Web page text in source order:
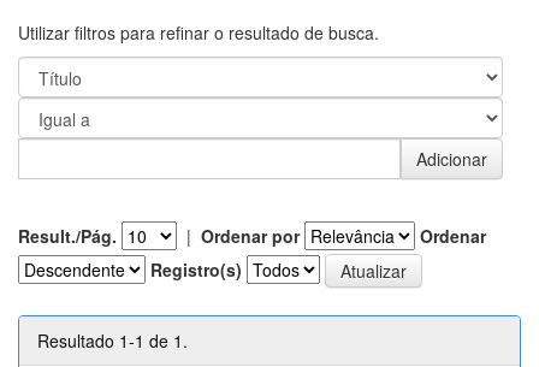
Utilizar filtros para refinar o resultado de busca.
Result./Pág. | Ordenar por
Ordenar
Registro(s)
Resultado 1-1 de 1.